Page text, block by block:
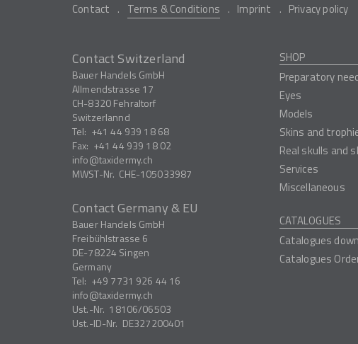
Contact Terms & Conditions Imprint Privacy policy
Contact Switzerland
Bauer Handels GmbH
Allmendstrasse 17
CH-8320Fehraltorf
Switzerlannd
Tel: +41 44 939 18 68
Fax: +41 44 939 18 02
info
taxidermy.ch
MWST-Nr. CHE-105033987
Contact Germany & EU
Bauer Handels GmbH
Freibühlstrasse 6
DE-78224 Singen
Germany
Tel: +49 7731 926 44 16
info
taxidermy.ch
Ust.-Nr. 18106/06503
Ust.-ID-Nr. DE327200401
SHOP
Preparatory
Eyes
Models
Skins and
Real skulls and
Services
Miscellaneous
CATALOGUES
Catalogues
Catalogues